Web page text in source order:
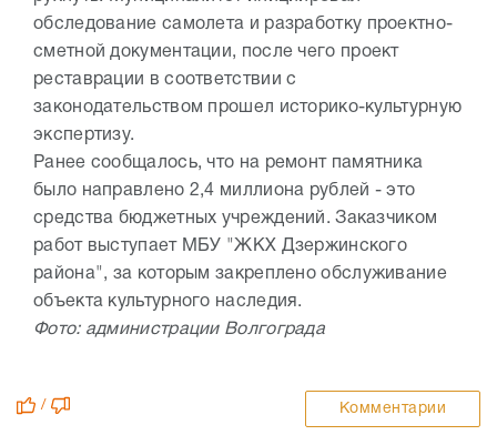
обследование самолета и разработку проектно-
сметной документации, после чего проект
реставрации в соответствии с
законодательством прошел историко-культурную
экспертизу.
Ранее сообщалось, что на ремонт памятника
было направлено 2,4 миллиона рублей - это
средства бюджетных учреждений. Заказчиком
работ выступает МБУ "ЖКХ Дзержинского
района", за которым закреплено обслуживание
объекта культурного наследия.
Фото: администрации Волгограда
/ Комментарии